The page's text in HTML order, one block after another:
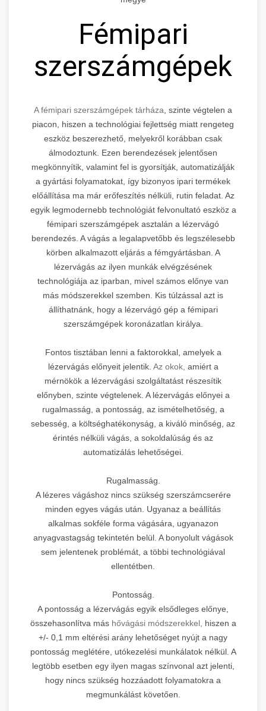
Fémipari
szerszámgépek
A fémipari szerszámgépek tárháza , szinte végtelen a
piacon, hiszen a technológiai fejlettség miatt rengeteg
eszköz beszerezhető, melyekről korábban csak
álmodoztunk. Ezen berendezések jelentősen
megkönnyítik, valamint fel is gyorsítják, automatizálják
a gyártási folyamatokat, így bizonyos ipari termékek
előállítása ma már erőfeszítés nélküli, rutin feladat. Az
egyik legmodernebb technológiát felvonultató eszköz a
fémipari szerszámgépek asztalán a lézervágó
berendezés. A vágás a legalapvetőbb és legszélesebb
körben alkalmazott eljárás a fémgyártásban. A
lézervágás az ilyen munkák elvégzésének
technológiája az iparban, mivel számos előnye van
más módszerekkel szemben. Kis túlzással azt is
állíthatnánk, hogy a lézervágó gép a fémipari
szerszámgépek koronázatlan királya.
Fontos tisztában lenni a faktorokkal, amelyek a
lézervágás előnyeit jelentik. Az okok, amiért a
mérnökök a lézervágási szolgáltatást részesítik
előnyben, szinte végtelenek. A lézervágás előnyei a
rugalmasság, a pontosság, az ismételhetőség, a
sebesség, a költséghatékonyság, a kiváló minőség, az
érintés nélküli vágás, a sokoldalúság és az
automatizálás lehetőségei.
Rugalmasság.
A lézeres vágáshoz nincs szükség szerszámcserére
minden egyes vágás után. Ugyanaz a beállítás
alkalmas sokféle forma vágására, ugyanazon
anyagvastagság tekintetén belül. A bonyolult vágások
sem jelentenek problémát, a többi technológiával
ellentétben.
Pontosság.
A pontosság a lézervágás egyik elsődleges előnye,
összehasonlítva más hővágási módszerekkel, hiszen a
+/- 0,1 mm eltérési arány lehetőséget nyújt a nagy
pontosság meglétére, utókezelési munkálatok nélkül. A
legtöbb esetben egy ilyen magas színvonal azt jelenti,
hogy nincs szükség hozzáadott folyamatokra a
megmunkálást követően.